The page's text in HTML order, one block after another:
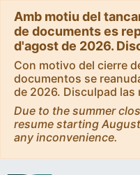
Amb motiu del
de documents es
d'agost de 2026.
Con motivo del cierre
documentos se
de 2026. Disculpad las
Due to the summer
resume starting
any inconvenience.